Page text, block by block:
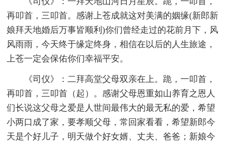
再叩首，三叩首。感谢上苍成就这对美满的姻缘(新郎新
娘拜天地婚后万事皆顺利)你们曾经走过的花前月下，风
风雨雨，今天终于缘定终身，相信在以后的人生旅途，
上苍一定会保佑你们幸福平安。
《司仪》：二拜高堂父母双亲在上。跪，一叩首，
再叩首，三叩首（起）。感谢父母恩重如山养育之恩人
们长说这父母之爱是人世间最伟大的最无私的爱，希望
小两口成了家，要孝顺父母，常回家看看，希望新郎今
天是个好儿子，明天做个好女婿、丈夫、爸爸；新娘今